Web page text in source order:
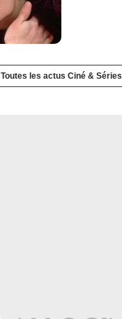
Toutes les actus Ciné & Séries